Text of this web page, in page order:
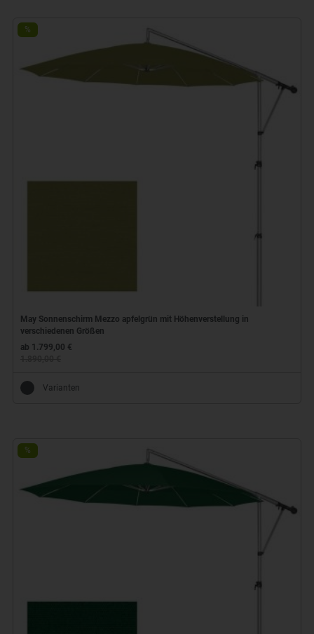
%
May Sonnenschirm Mezzo apfelgrün mit Höhenverstellung in
verschiedenen Größen
ab 1.799,00 €
Varianten
%